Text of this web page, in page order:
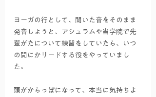
ヨーガの行として、聞いた音をそのまま
発音しようと、アシュラムや当学院で先
輩がたについて練習をしていたら、いつ
の間にかリードする役をやっていまし
た。
頭がからっぽになって、本当に気持ちよ